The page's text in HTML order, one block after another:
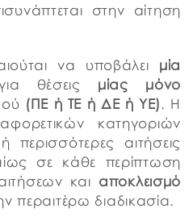
στην αίτηση
να υποβάλει μία
θέσεις μίας μόνο
(ΠΕ ή ΤΕ ή ΔΕ ή ΥΕ). Η
κατηγοριών
αιτήσεις
σε κάθε περίπτωση
και αποκλεισμό
περαιτέρω διαδικασία.